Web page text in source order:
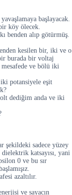
başlayacak.
köy ölecek.
benden alıp götürmüş.
kesilen bir, iki ve o
burada bir voltaj
mesafede ve bölü iki
potansiyele eşit
dediğim anda ve iki
şekildeki sadece yüzey
dielektrik katsayısı, yani
0 ve bu sır
azaltılır.
ve sayacın